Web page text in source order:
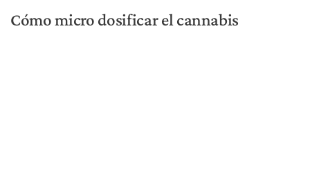
Cómo micro dosificar el cannabis